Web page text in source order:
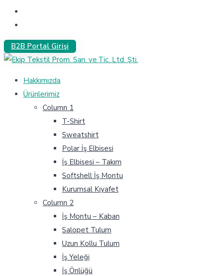
B2B Portal Girişi
Hakkımızda
Ürünlerimiz
Column 1
T-Shirt
Sweatshirt
Polar İş Elbisesi
İş Elbisesi – Takım
Softshell İş Montu
Kurumsal Kıyafet
Column 2
İş Montu – Kaban
Salopet Tulum
Uzun Kollu Tulum
İş Yeleği
İş Önlüğü